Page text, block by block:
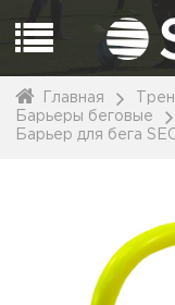
Главная
Барьеры беговые
Барьер для бега